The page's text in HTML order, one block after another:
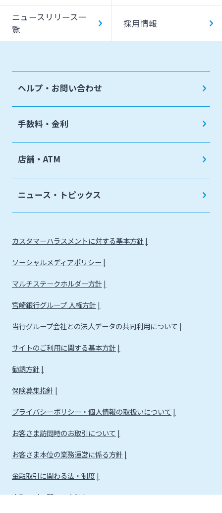
ニュースリリース一
覧
採用情報
ヘルプ・お問い合わせ
手数料・金利
店舗・ATM
ニュース・トピックス
カスタマーハラスメントに対する基本方針
ソーシャルメディアポリシー
マルチステークホルダー方針
宮崎銀行グループ 人権方針
当行グループ会社との法人データの共同利用について
サイトのご利用に関する基本方針
勧誘方針
保険募集指針
プライバシーポリシー・個人情報の取扱いについて
お客さま訪問時のお取引について
お客さま本位の業務運営に係る方針
金融取引に関わる法・制度
金融取引に関わる方針